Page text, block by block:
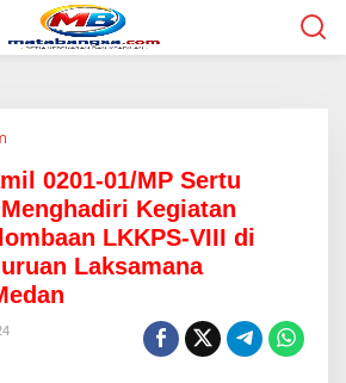
b
i
n
s
a
K
o
r
0201-01/MP Sertu
Kegiatan
LKKPS-VIII di
Laksamana